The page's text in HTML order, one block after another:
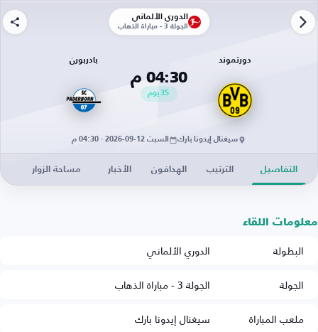
الدوري الألماني
الجولة 3 - مباراة الذهاب
دورتموند
04:30 م
35يوم
بادربورن
سيغنال إيدونا بارك السبت 12-09-2026 · 04:30 م
التفاصيل الترتيب الهدافون الأخبار مساحة الزوار
معلومات اللقاء
البطولة
الدوري الألماني
الجولة
الجولة 3 - مباراة الذهاب
ملعب المباراة
سيغنال إيدونا بارك